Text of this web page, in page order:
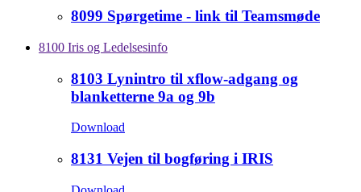
8099 Spørgetime - link til Teamsmøde
8100 Iris og Ledelsesinfo
8103 Lynintro til xflow-adgang og
blanketterne 9a og 9b
Download
8131 Vejen til bogføring i IRIS